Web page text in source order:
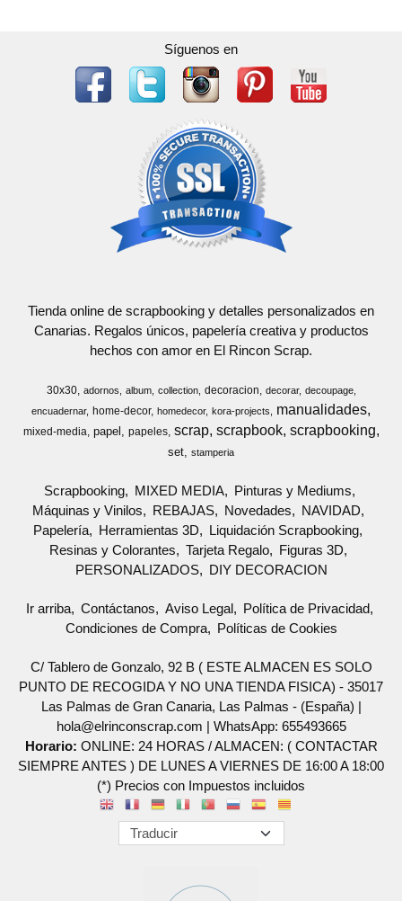
Síguenos en
Tienda online de scrapbooking y detalles personalizados en
Canarias. Regalos únicos, papelería creativa y productos
hechos con amor en El Rincon Scrap.
30x30 adornos album collection decoracion decorar
decoupage
encuadernar
home-decor homedecor kora-projects manualidades
mixed-media papel papeles scrap scrapbook scrapbooking
set stamperia
Scrapbooking MIXED MEDIA
Pinturas y Mediums
Máquinas y Vinilos
REBAJAS Novedades
NAVIDAD
Papelería
Herramientas 3D
Liquidación Scrapbooking
Resinas y Colorantes
Tarjeta Regalo
Figuras 3D
PERSONALIZADOS
DIY DECORACION
Ir arriba Contáctanos Aviso Legal
Política de Privacidad
Condiciones de Compra
Políticas de Cookies
C/ Tablero de Gonzalo, 92 B ( ESTE ALMACEN ES SOLO
PUNTO DE RECOGIDA Y NO UNA TIENDA FISICA) - 35017
Las Palmas de Gran Canaria, Las Palmas - (España) |
hola@elrinconscrap.com | WhatsApp: 655493665
Horario: ONLINE: 24 HORAS / ALMACEN: ( CONTACTAR
SIEMPRE ANTES ) DE LUNES A VIERNES DE 16:00 A 18:00
(*) Precios con Impuestos incluidos